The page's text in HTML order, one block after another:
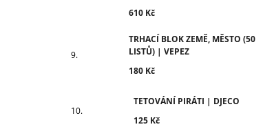
610 Kč
TRHACÍ BLOK ZEMĚ, MĚSTO (50
LISTŮ) | VEPEZ
180 Kč
TETOVÁNÍ PIRÁTI | DJECO
125 Kč